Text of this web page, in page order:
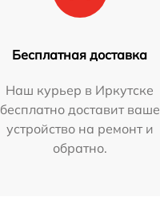
Бесплатная доставка
Наш курьер в Иркутске
бесплатно доставит ваше
устройство на ремонт и
обратно.